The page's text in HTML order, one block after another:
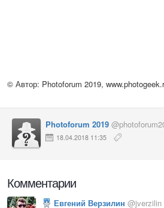
© Автор: Photoforum 2019,
Photoforum 2019
18.04.2018 11:35
Комментарии
Евгений Верзилин @jverzilin